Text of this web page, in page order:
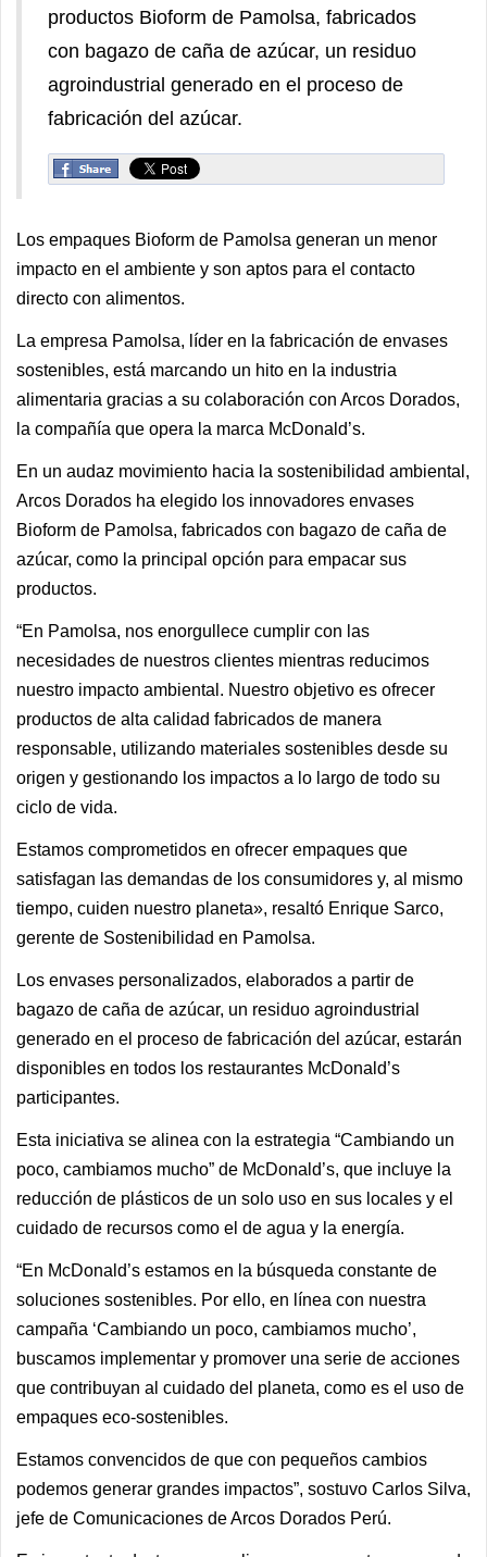
productos Bioform de Pamolsa, fabricados
con bagazo de caña de azúcar, un residuo
agroindustrial generado en el proceso de
fabricación del azúcar.
Los empaques Bioform de Pamolsa generan un menor
impacto en el ambiente y son aptos para el contacto
directo con alimentos.
La empresa Pamolsa, líder en la fabricación de envases
sostenibles, está marcando un hito en la industria
alimentaria gracias a su colaboración con Arcos Dorados,
la compañía que opera la marca McDonald’s.
En un audaz movimiento hacia la sostenibilidad ambiental,
Arcos Dorados ha elegido los innovadores envases
Bioform de Pamolsa, fabricados con bagazo de caña de
azúcar, como la principal opción para empacar sus
productos.
“En Pamolsa, nos enorgullece cumplir con las
necesidades de nuestros clientes mientras reducimos
nuestro impacto ambiental. Nuestro objetivo es ofrecer
productos de alta calidad fabricados de manera
responsable, utilizando materiales sostenibles desde su
origen y gestionando los impactos a lo largo de todo su
ciclo de vida.
Estamos comprometidos en ofrecer empaques que
satisfagan las demandas de los consumidores y, al mismo
tiempo, cuiden nuestro planeta», resaltó Enrique Sarco,
gerente de Sostenibilidad en Pamolsa.
Los envases personalizados, elaborados a partir de
bagazo de caña de azúcar, un residuo agroindustrial
generado en el proceso de fabricación del azúcar, estarán
disponibles en todos los restaurantes McDonald’s
participantes.
Esta iniciativa se alinea con la estrategia “Cambiando un
poco, cambiamos mucho” de McDonald’s, que incluye la
reducción de plásticos de un solo uso en sus locales y el
cuidado de recursos como el de agua y la energía.
“En McDonald’s estamos en la búsqueda constante de
soluciones sostenibles. Por ello, en línea con nuestra
campaña ‘Cambiando un poco, cambiamos mucho’,
buscamos implementar y promover una serie de acciones
que contribuyan al cuidado del planeta, como es el uso de
empaques eco-sostenibles.
Estamos convencidos de que con pequeños cambios
podemos generar grandes impactos”, sostuvo Carlos Silva,
jefe de Comunicaciones de Arcos Dorados Perú.